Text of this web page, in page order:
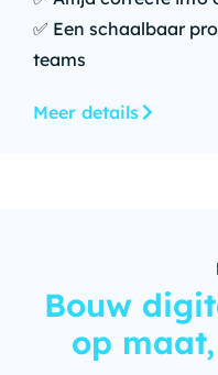
✅ Een schaalbaar
teams
Meer details
Bouw
op